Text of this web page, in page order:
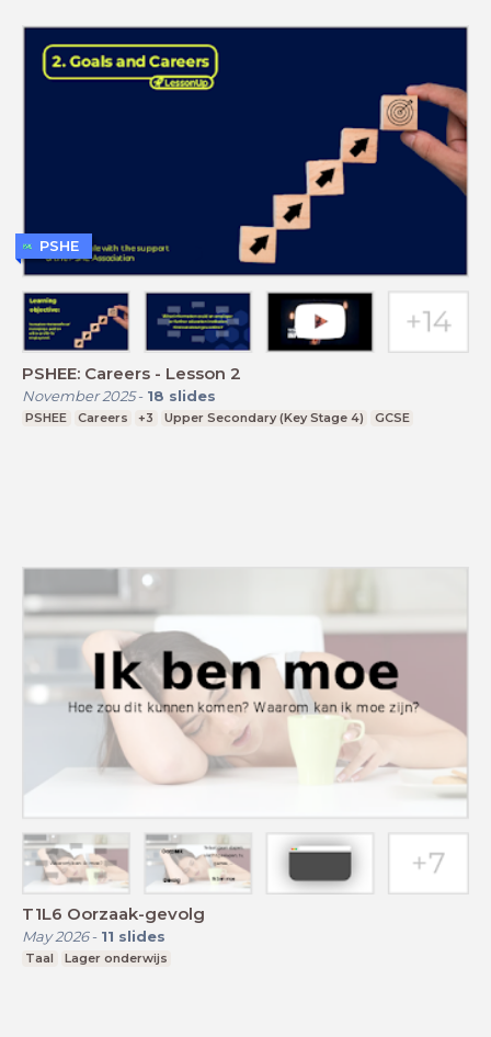
PSHEE: Careers - Lesson 2
November 2025- 18 slides
PSHEE Careers +3 Upper Secondary (Key Stage 4) GCSE
PSHE
T1L6 Oorzaak-gevolg
May 2026- 11 slides
Taal Lager onderwijs